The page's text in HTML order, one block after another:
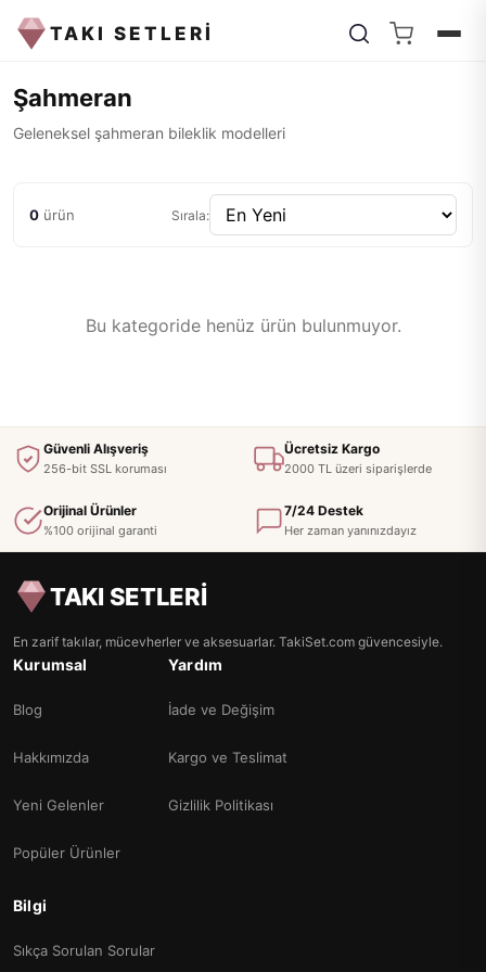
TAKI SETLERİ
Şahmeran
Geleneksel şahmeran bileklik modelleri
0 ürün Sırala:
Bu kategoride henüz ürün bulunmuyor.
Güvenli Alışveriş
256-bit SSL koruması
Ücretsiz Kargo
2000 TL üzeri siparişlerde
Orijinal Ürünler
%100 orijinal garanti
7/24 Destek
Her zaman yanınızdayız
TAKI SETLERİ
En zarif takılar, mücevherler ve aksesuarlar. TakiSet.com güvencesiyle.
Kurumsal
Blog
Hakkımızda
Yeni Gelenler
Popüler Ürünler
Yardım
İade ve Değişim
Kargo ve Teslimat
Gizlilik Politikası
Bilgi
Sıkça Sorulan Sorular